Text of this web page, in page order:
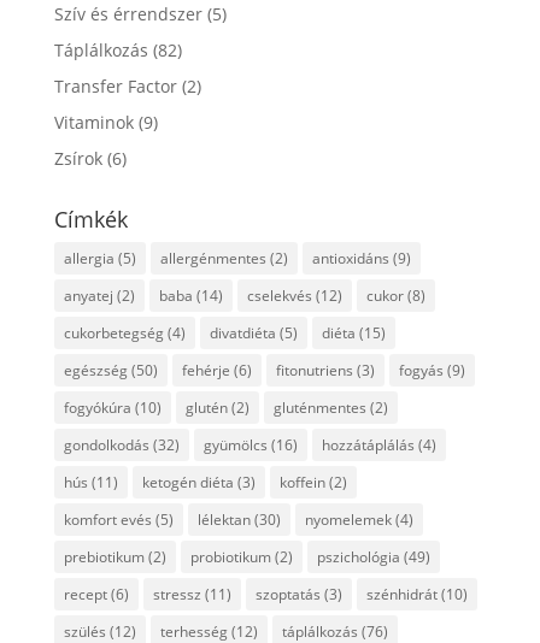
Szív és érrendszer(5)
Táplálkozás (82)
Transfer Factor(2)
Vitaminok(9)
Zsírok(6)
Címkék
allergia (5) allergénmentes (2) antioxidáns (9)
anyatej (2) baba (14) cselekvés (12) cukor(8)
cukorbetegség(4) divatdiéta (5) diéta (15)
egészség(50) fehérje (6) fitonutriens (3) fogyás (9)
fogyókúra (10) glutén(2) gluténmentes (2)
gondolkodás (32) gyümölcs (16) hozzátáplálás (4)
hús (11) ketogén diéta (3) koffein(2)
komfort evés (5) lélektan(30) nyomelemek(4)
prebiotikum(2) probiotikum(2) pszichológia (49)
recept(6) stressz (11) szoptatás (3) szénhidrát(10)
szülés (12) terhesség(12) táplálkozás (76)